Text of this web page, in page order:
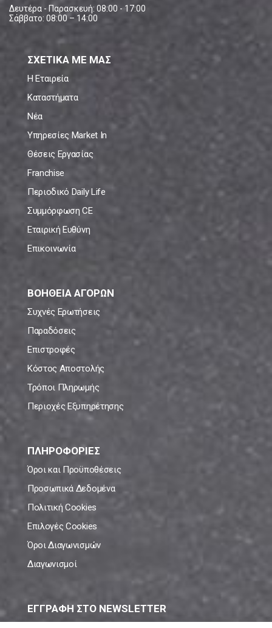
Δευτέρα - Παρασκευή: 08:00 - 17:00
Σάββατο: 08:00 – 14:00
ΣΧΕΤΙΚΑ ΜΕ ΜΑΣ
Η Εταιρεία
Καταστήματα
Νέα
Υπηρεσίες Market In
Θέσεις Εργασίας
Franchise
Περιοδικό Daily Life
Συμμόρφωση CE
Εταιρική Ευθύνη
Επικοινωνία
ΒΟΗΘΕΙΑ ΑΓΟΡΩΝ
Συχνές Ερωτήσεις
Παραδόσεις
Επιστροφές
Κόστος Αποστολής
Τρόποι Πληρωμής
Περιοχές Εξυπηρέτησης
ΠΛΗΡΟΦΟΡΙΕΣ
Όροι και Προϋποθέσεις
Προσωπικά Δεδομένα
Πολιτική Cookies
Επιλογές Cookies
Όροι Διαγωνισμών
Διαγωνισμοί
ΕΓΓΡΑΦΗ ΣΤΟ NEWSLETTER